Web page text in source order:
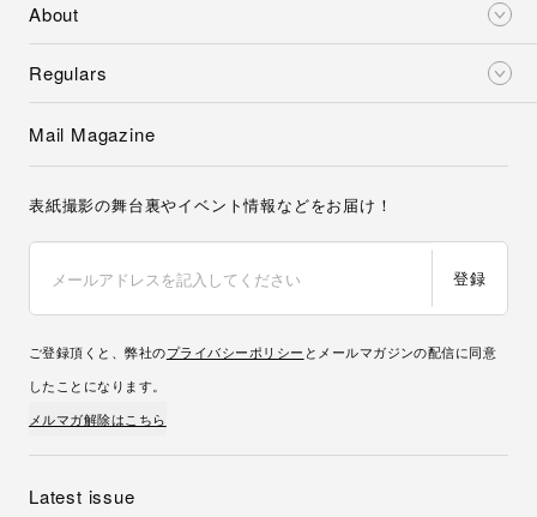
About
Regulars
Mail Magazine
表紙撮影の舞台裏やイベント情報などをお届け！
登録
ご登録頂くと、弊社のプライバシーポリシー とメールマガジンの配信に同意
したことになります。
メルマガ解除はこちら
Latest issue